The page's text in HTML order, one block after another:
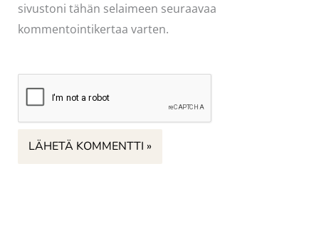
sivustoni tähän selaimeen seuraavaa
kommentointikertaa varten.